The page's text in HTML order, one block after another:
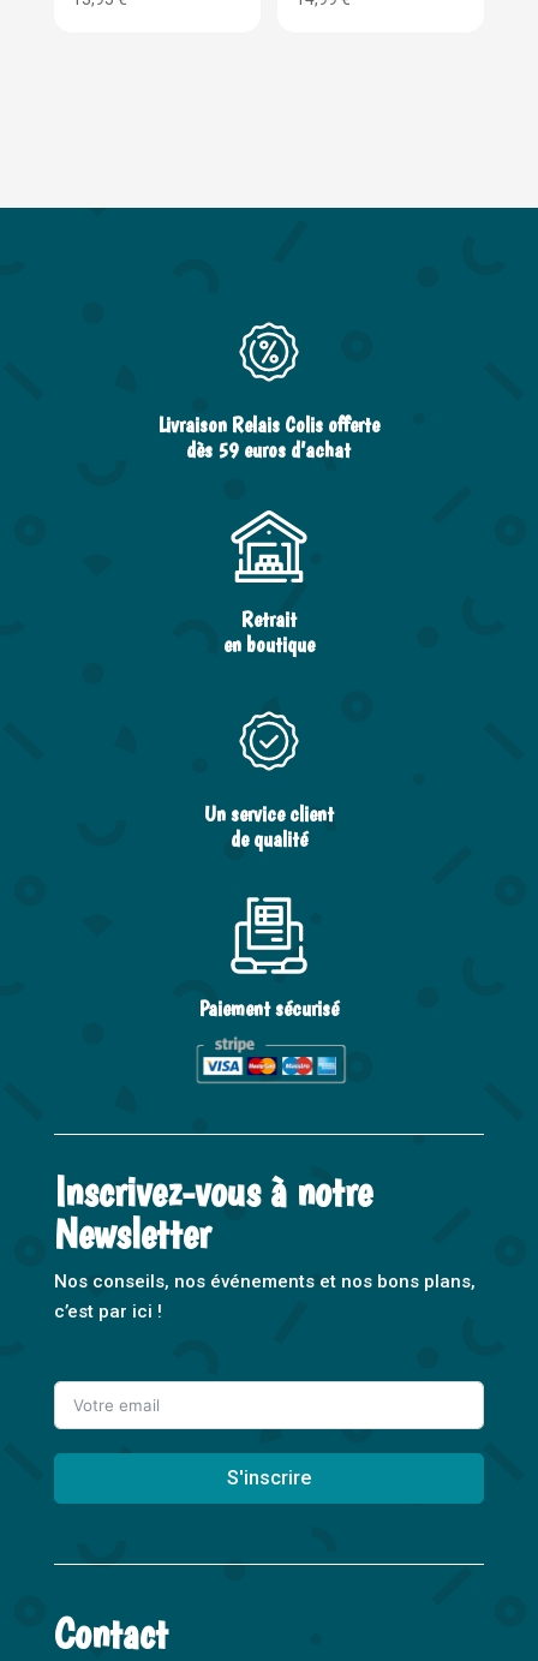
Livraison Relais Colis offerte
dès 59 euros d’achat
Retrait
en boutique
Un service client
de qualité
Paiement sécurisé
Inscrivez-vous à notre
Newsletter
Nos conseils, nos événements et nos bons plans,
c’est par ici !
S'inscrire
l
e
Contact